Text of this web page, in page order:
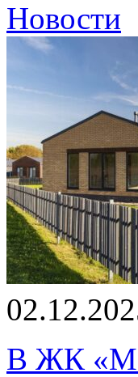
Новости
В ЖК